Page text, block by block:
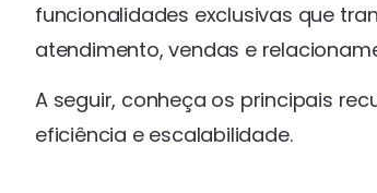
funcionalidades exclusivas que
atendimento, vendas e
A seguir, conheça os principais
eficiência e escalabilidade.